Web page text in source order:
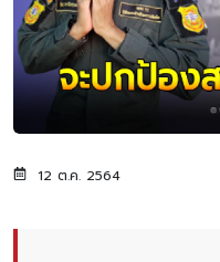
12 ต.ค. 2564